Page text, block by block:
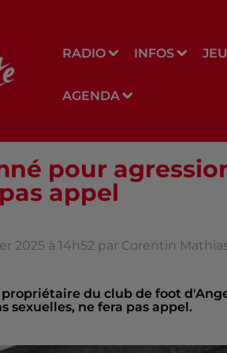
RADIO INFOS
AGENDA
pour
appel
2025 à 14h52 par Corentin
propriétaire du club de foot
sexuelles, ne fera pas appel.